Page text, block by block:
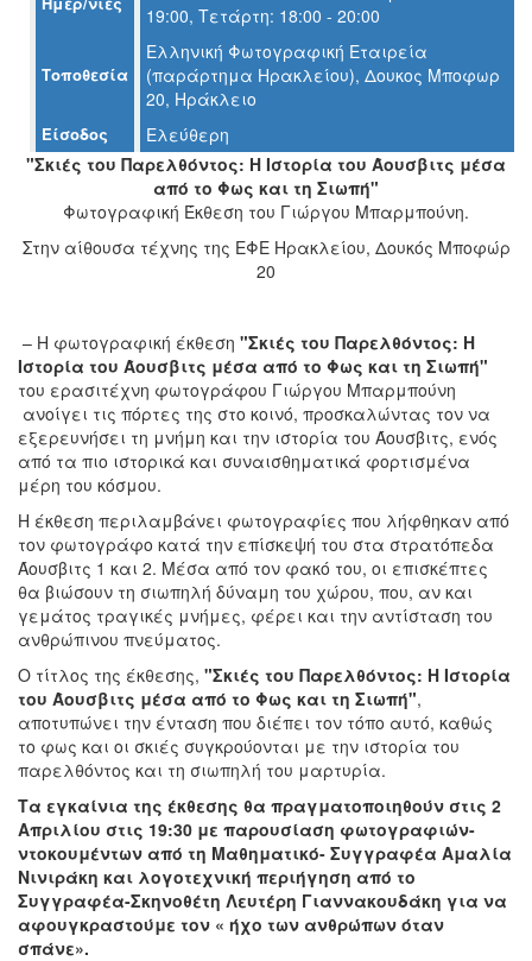
ΔΗΜΟΣ
ΠΟΛΙΤΙΣΜΟΣ
ΠΟΛΗ
19:00, Τετάρτη: 18:00 - 20:00
Τοποθεσία
Ελληνική Φωτογραφική Εταιρεία
(παράρτημα Ηρακλείου), Δουκος Μποφωρ
20, Ηράκλειο
Είσοδος
Ελεύθερη
"Σκιές του Παρελθόντος: Η Ιστορία του Άουσβιτς μέσα
από το Φως και τη Σιωπή"
Φωτογραφική Έκθεση του Γιώργου Μπαρμπούνη.
Στην αίθουσα τέχνης της ΕΦΕ Ηρακλείου, Δουκός Μποφώρ
20
– Η φωτογραφική έκθεση "Σκιές του Παρελθόντος: Η
Ιστορία του Άουσβιτς μέσα από το Φως και τη Σιωπή"
του ερασιτέχνη φωτογράφου Γιώργου Μπαρμπούνη
ανοίγει τις πόρτες της στο κοινό, προσκαλώντας τον να
εξερευνήσει τη μνήμη και την ιστορία του Άουσβιτς, ενός
από τα πιο ιστορικά και συναισθηματικά φορτισμένα
μέρη του κόσμου.
Η έκθεση περιλαμβάνει φωτογραφίες που λήφθηκαν από
τον φωτογράφο κατά την επίσκεψή του στα στρατόπεδα
Άουσβιτς 1 και 2. Μέσα από τον φακό του, οι επισκέπτες
θα βιώσουν τη σιωπηλή δύναμη του χώρου, που, αν και
γεμάτος τραγικές μνήμες, φέρει και την αντίσταση του
ανθρώπινου πνεύματος.
Ο τίτλος της έκθεσης, "Σκιές του Παρελθόντος: Η Ιστορία
του Άουσβιτς μέσα από το Φως και τη Σιωπή",
αποτυπώνει την ένταση που διέπει τον τόπο αυτό, καθώς
το φως και οι σκιές συγκρούονται με την ιστορία του
παρελθόντος και τη σιωπηλή του μαρτυρία.
Τα εγκαίνια της έκθεσης θα πραγματοποιηθούν στις 2
Απριλίου στις 19:30 με παρουσίαση φωτογραφιών-
ντοκουμέντων από τη Μαθηματικό- Συγγραφέα Αμαλία
Νινιράκη και λογοτεχνική περιήγηση από το
Συγγραφέα-Σκηνοθέτη Λευτέρη Γιαννακουδάκη για να
αφουγκραστούμε τον « ήχο των ανθρώπων όταν
σπάνε».